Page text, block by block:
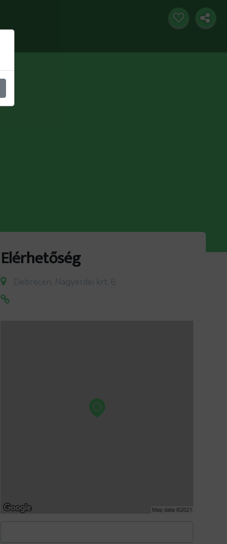
Elérhetőség
Debrecen, Nagyerdei krt. 6.